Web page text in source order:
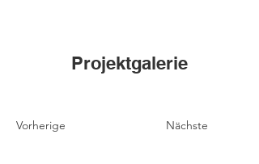
Projektgalerie
Vorherige Nächste